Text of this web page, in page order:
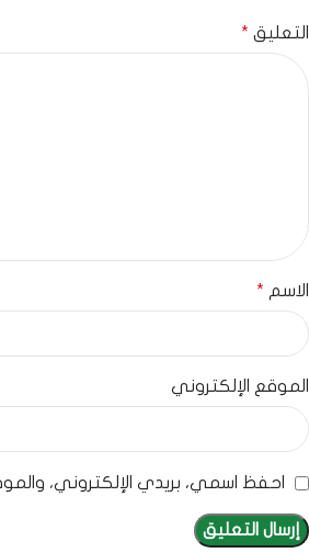
التعليق *
الاسم *
الموقع الإلكتروني
احفظ اسمي، بريدي الإلكتروني،